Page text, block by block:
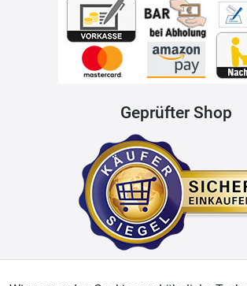
Geprüfter Shop